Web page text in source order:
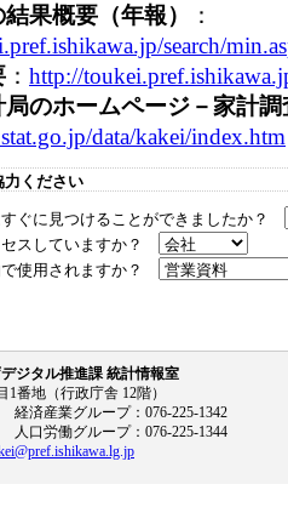
果概要（年報）
：
search/
： http://
のホームページ－家計調
data/kakei/index.htm
力ください
すぐに見つけることができましたか？
セスしていますか？
で使用されますか？
ジタル推進課 統計情報室
番地（行政庁舎 12階）
済産業グループ：076-225-1342
口労働グループ：076-225-1344